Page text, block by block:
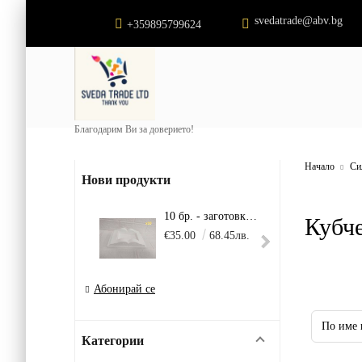
+359895799624 svedatrade@abv.bg
Благодарим Ви за доверието!
Нови продукти
10 бр. - заготовка - Голяма книга
€35.00
68.45лв.
Абонирай се
Категории
Начало